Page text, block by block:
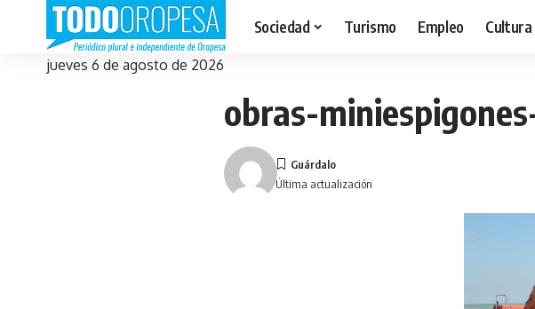
Sociedad Turismo Empleo Cultura
jueves 6 de agosto de 2026
obras-
Última actualización